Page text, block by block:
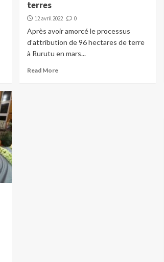
terres
12 avril 2022 0
Après avoir amorcé le processus
d’attribution de 96 hectares de terre
à Rurutu en mars...
Read More